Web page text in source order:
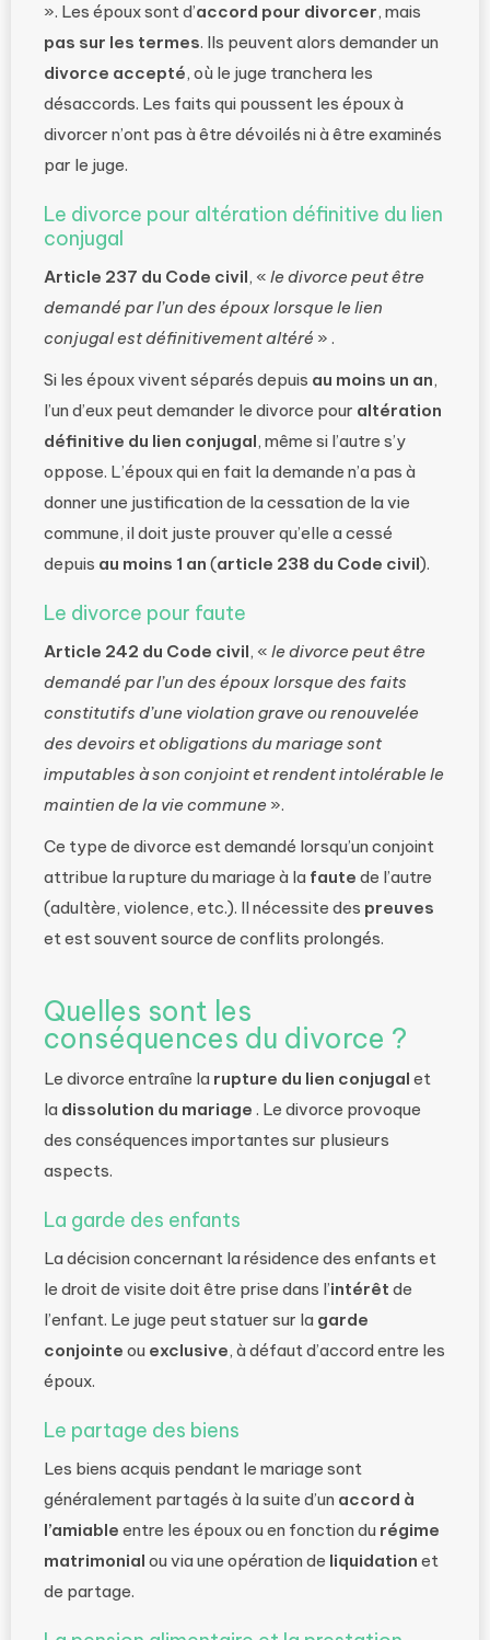
». Les époux sont d’accord pour divorcer, mais
pas sur les termes. Ils peuvent alors demander un
divorce accepté, où le juge tranchera les
désaccords. Les faits qui poussent les époux à
divorcer n’ont pas à être dévoilés ni à être examinés
par le juge.
Le divorce pour altération définitive du lien
conjugal
Article 237 du Code civil, « le divorce peut être
demandé par l’un des époux lorsque le lien
conjugal est définitivement altéré » .
Si les époux vivent séparés depuis au moins un an,
l’un d’eux peut demander le divorce pour altération
définitive du lien conjugal, même si l’autre s’y
oppose. L’époux qui en fait la demande n’a pas à
donner une justification de la cessation de la vie
commune, il doit juste prouver qu’elle a cessé
depuis au moins 1 an (article 238 du Code civil).
Le divorce pour faute
Article 242 du Code civil, « le divorce peut être
demandé par l’un des époux lorsque des faits
constitutifs d’une violation grave ou renouvelée
des devoirs et obligations du mariage sont
imputables à son conjoint et rendent intolérable le
maintien de la vie commune ».
Ce type de divorce est demandé lorsqu’un conjoint
attribue la rupture du mariage à la faute de l’autre
(adultère, violence, etc.). Il nécessite des preuves
et est souvent source de conflits prolongés.
Quelles sont les
conséquences du divorce ?
Le divorce entraîne la rupture du lien conjugal et
la dissolution du mariage . Le divorce provoque
des conséquences importantes sur plusieurs
aspects.
La garde des enfants
La décision concernant la résidence des enfants et
le droit de visite doit être prise dans l’intérêt de
l’enfant. Le juge peut statuer sur la garde
conjointe ou exclusive, à défaut d’accord entre les
époux.
Le partage des biens
Les biens acquis pendant le mariage sont
généralement partagés à la suite d’un accord à
l’amiable entre les époux ou en fonction du régime
matrimonial ou via une opération de liquidation et
de partage.